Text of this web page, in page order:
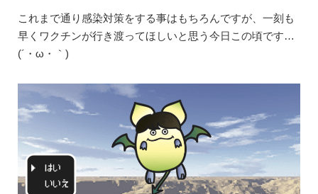
これまで通り感染対策をする事はもちろんですが、一刻も
早くワクチンが行き渡ってほしいと思う今日この頃です…
(´・ω・｀)